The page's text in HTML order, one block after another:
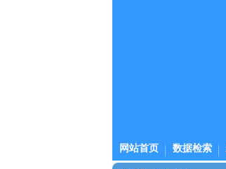
网站首页 数据检索